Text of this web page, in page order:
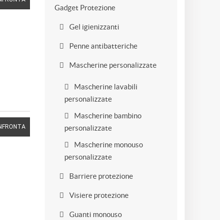
Gadget Protezione
Gel igienizzanti
Penne antibatteriche
Mascherine personalizzate
Mascherine lavabili
personalizzate
Mascherine bambino
personalizzate
Mascherine monouso
personalizzate
Barriere protezione
Visiere protezione
Guanti monouso